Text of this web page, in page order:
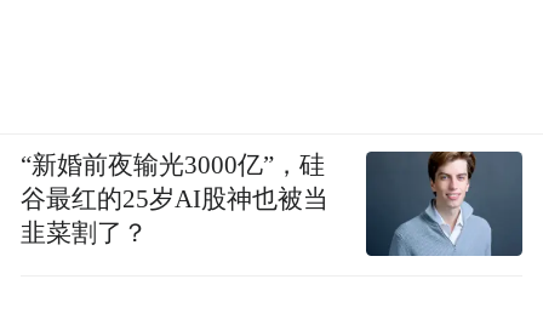
“新婚前夜输光3000亿”，硅
谷最红的25岁AI股神也被当
韭菜割了？